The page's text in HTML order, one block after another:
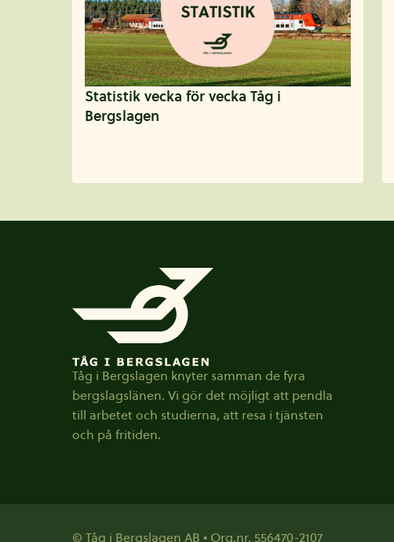
Statistik vecka för vecka Tåg i
Bergslagen
Tåg i Bergslagen knyter samman de fyra
bergslagslänen. Vi gör det möjligt att pendla
till arbetet och studierna, att resa i tjänsten
och på fritiden.
© Tåg i Bergslagen AB • Org.nr. 556470-2107